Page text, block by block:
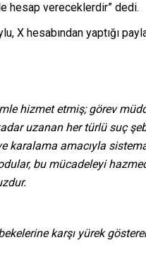
hesap vereceklerdir” dedi.
X hesabından yaptığı
hizmet etmiş; görev
uzanan her türlü suç
amacıyla
bu mücadeleyi
karşı yürek